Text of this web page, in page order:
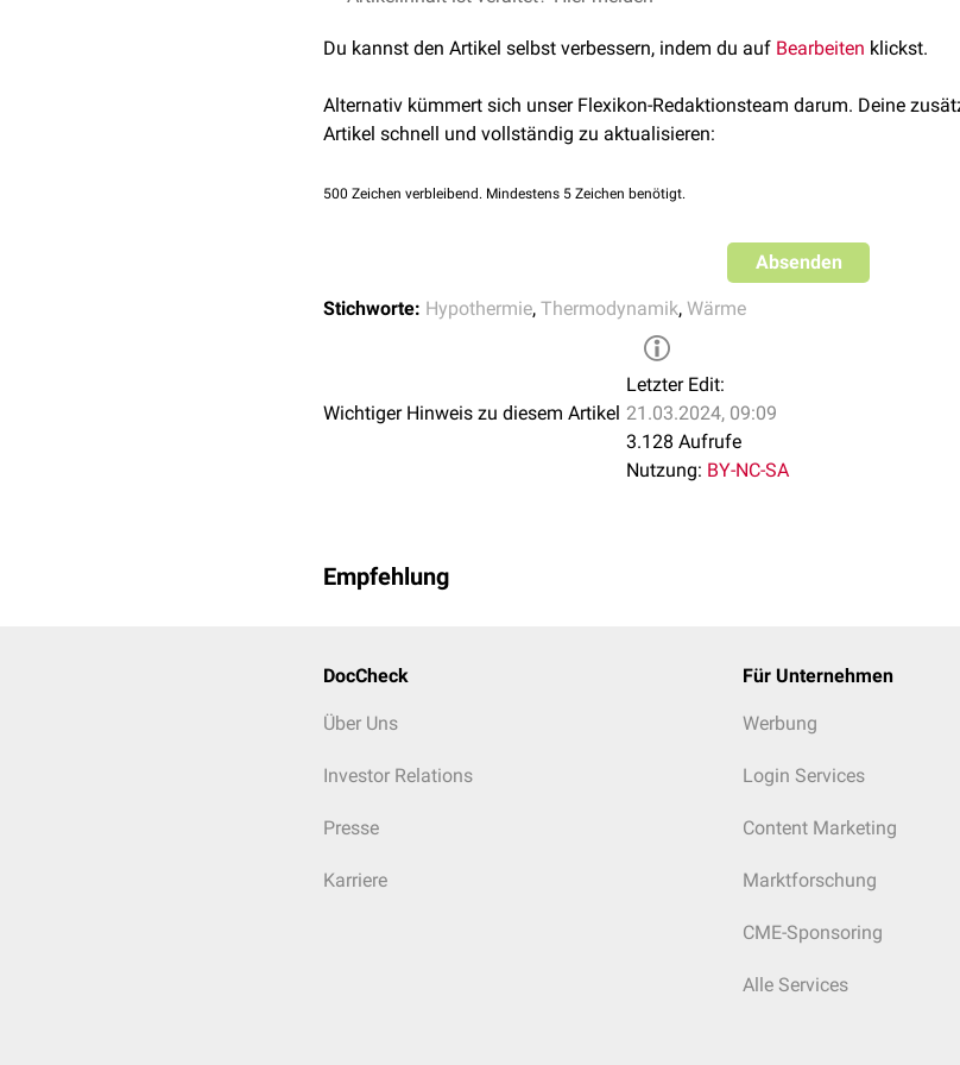
Aluminium
0,026
Du kannst den Artikel selbst verbessern, indem du auf Bearbeiten klickst.
Alternativ kümmert sich unser Flexikon-Redaktionsteam darum. Deine
Artikel schnell und vollständig zu aktualisieren:
500 Zeichen verbleibend. Mindestens 5 Zeichen benötigt.
Absenden
Stichworte: Hypothermie, Thermodynamik, Wärme
Wichtiger Hinweis zu diesem Artikel
Letzter Edit:
21.03.2024, 09:09
3.128 Aufrufe
Nutzung: BY-NC-SA
Empfehlung
DocCheck
Über Uns
Investor Relations
Presse
Karriere
Für Unternehmen
Werbung
Login Services
Content Marketing
Marktforschung
CME-Sponsoring
Alle Services